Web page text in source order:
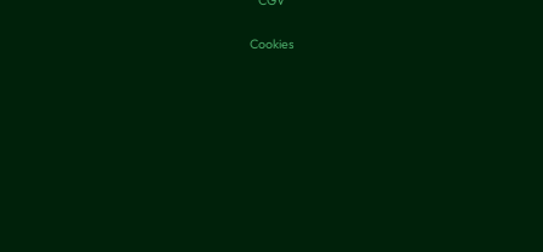
Cookies